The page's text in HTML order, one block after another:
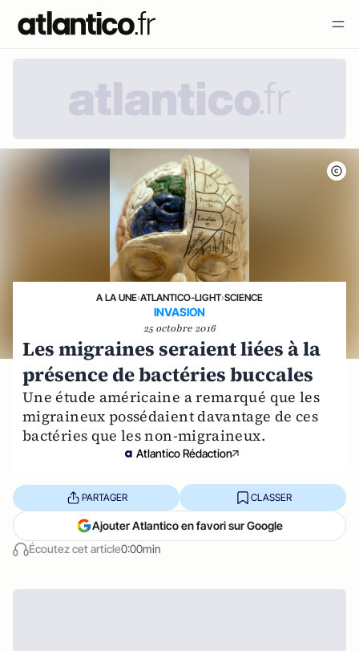
A LA UNE›ATLANTICO-LIGHT›SCIENCE
INVASION
25 octobre 2016
Les migraines seraient liées à la
présence de bactéries buccales
Une étude américaine a remarqué que les
migraineux possédaient davantage de ces
bactéries que les non-migraineux.
Atlantico Rédaction
Écoutez cet article0:00min
PARTAGER CLASSER
Ajouter Atlantico en favori sur Google